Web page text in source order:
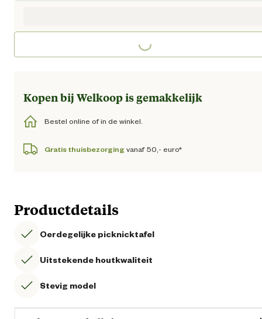
Loading...
Kopen bij Welkoop is gemakkelijk
Bestel online of in de winkel.
Gratis thuisbezorging vanaf 50,- euro*
Productdetails
Oerdegelijke picknicktafel
Uitstekende houtkwaliteit
Stevig model